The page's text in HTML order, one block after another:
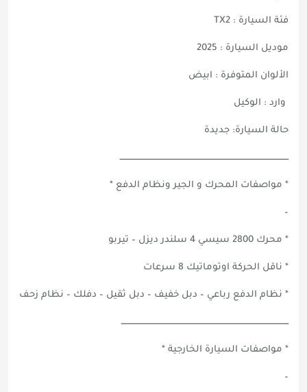
فئة السيارة : TX2
موديل السيارة : 2025
الألوان المتوفرة : ابيض
وارد : الوكيل
حالة السيارة: جديدة
ـــــــــــــــــــــــــــــــــــــــــــــــــــــــــــــــــــــــــــــــــــــــــــــــــــــــــــــــــــــــــــ
* مواصفات المحرك و الجير ونظام الدفع *
–
* محرك 2800 سيسي 4 سلندر ديزل – تيربو
* ناقل الحركة اوتوماتيك 8 سرعات
* نظام الدفع رباعي – دبل خفيف – دبل ثقيل – دفلك – نظام زحف
ــــــــــــــــــــــــــــــــــــــــــــــــــــــــــــــــــــــــــــــــــــــــــــــــــــــــــــــــــــــــــ
* مواصفات السيارة الخارجية *
–